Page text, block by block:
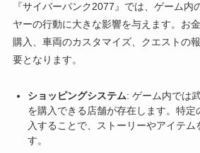
『サイバーパンク2077』では、ゲーム内
ヤーの行動に大きな影響を与えます。お
購入、車両のカスタマイズ、クエストの
要となります。
ショッピングシステム: ゲーム内では
を購入できる店舗が存在します。特
入することで、ストーリーやアイテム
す。